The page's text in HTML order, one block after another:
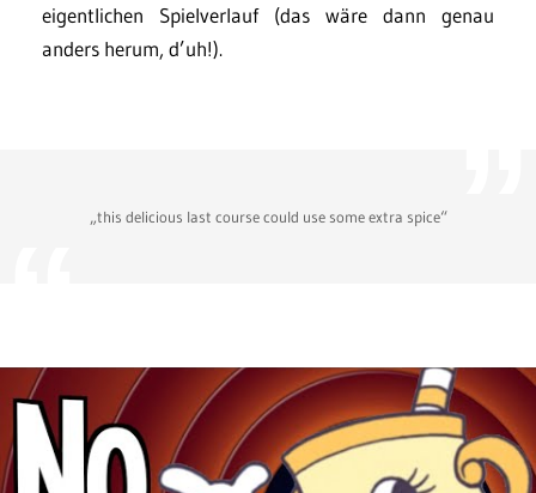
eigentlichen Spielverlauf (das wäre dann genau
anders herum, d’uh!).
„this delicious last course could use some extra spice“